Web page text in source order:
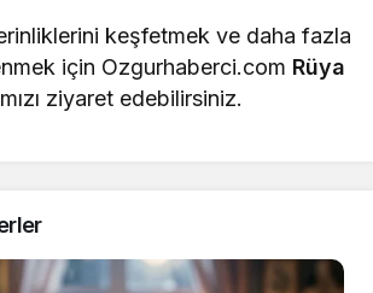
keşfetmek ve daha fazla
için Ozgurhaberci.com Rüya
ziyaret edebilirsiniz.